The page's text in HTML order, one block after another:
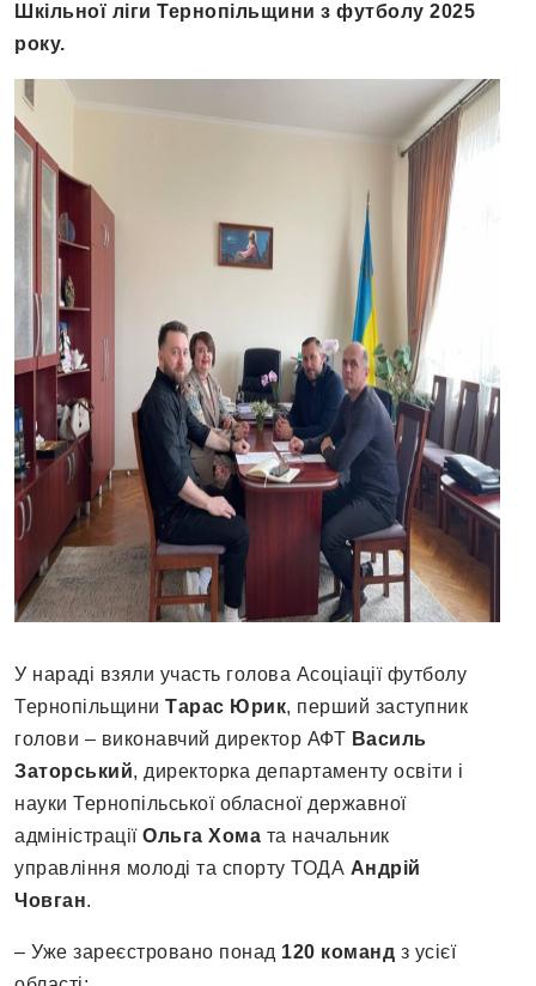
Шкільної ліги Тернопільщини з футболу 2025
року.
У нараді взяли участь голова Асоціації футболу
Тернопільщини Тарас Юрик, перший заступник
голови – виконавчий директор АФТ Василь
Заторський, директорка департаменту освіти і
науки Тернопільської обласної державної
адміністрації Ольга Хома та начальник
управління молоді та спорту ТОДА Андрій
Човган.
– Уже зареєстровано понад 120 команд з усієї